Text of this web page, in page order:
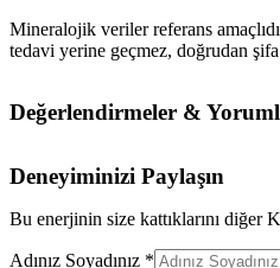
Mineralojik veriler referans
tedavi yerine geçmez, doğrudan
Değerlendirmeler &
Deneyiminizi Paylaşın
Bu enerjinin size kattıklarını diğer
Adınız Soyadınız *